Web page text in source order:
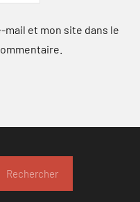
et mon site dans le
Rechercher